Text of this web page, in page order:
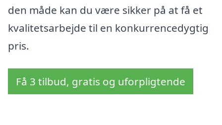
den måde kan du være sikker på at få et
kvalitetsarbejde til en konkurrencedygtig
pris.
Få 3 tilbud, gratis og uforpligtende